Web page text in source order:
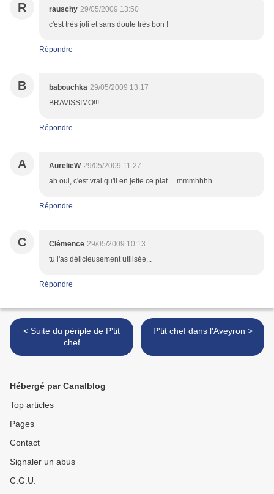
R rauschy 29/05/2009 13:50
c'est très joli et sans doute très bon !
Répondre
B babouchka 29/05/2009 13:17
BRAVISSIMO!!!
Répondre
A AurelieW 29/05/2009 11:27
ah oui, c'est vrai qu'il en jette ce plat.....mmmhhhh
Répondre
C Clémence 29/05/2009 10:13
tu l'as délicieusement utilisée...
Répondre
< Suite du périple de P'tit
chef
P'tit chef dans l'Aveyron >
Hébergé par Canalblog
Top articles
Pages
Contact
Signaler un abus
C.G.U.